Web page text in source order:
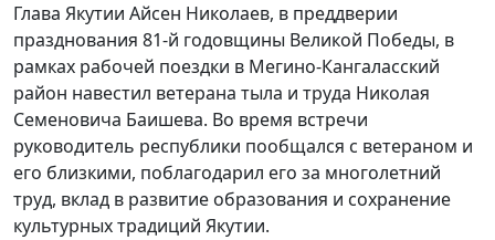
Глава Якутии Айсен Николаев, в преддверии
празднования 81-й годовщины Великой Победы, в
рамках рабочей поездки в Мегино-Кангаласский
район навестил ветерана тыла и труда Николая
Семеновича Баишева. Во время встречи
руководитель республики пообщался с ветераном и
его близкими, поблагодарил его за многолетний
труд, вклад в развитие образования и сохранение
культурных традиций Якутии.